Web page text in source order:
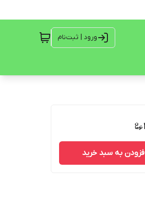
ورود | ثبت‌نام
به سبد خرید